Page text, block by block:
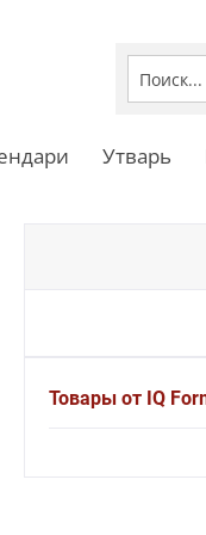
Утварь
Товары от IQ